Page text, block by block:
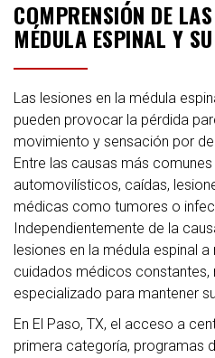
COMPRENSIÓN DE
MÉDULA ESPINAL Y
Las lesiones en la médula
pueden provocar la pérdida
movimiento y sensación por
Entre las causas más
automovilísticos, caídas,
médicas como tumores o
Independientemente de la
lesiones en la médula espinal
cuidados médicos constantes,
especializado para mantener
En El Paso, TX, el acceso a
primera categoría, programas